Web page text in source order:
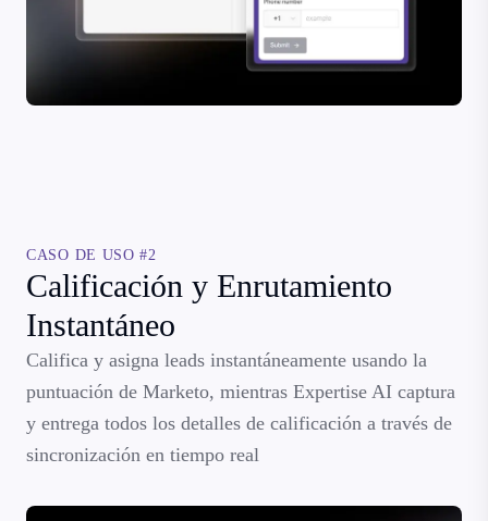
CASO DE USO #2
Calificación y Enrutamiento
Instantáneo
Califica y asigna leads instantáneamente usando la
puntuación de Marketo, mientras Expertise AI captura
y entrega todos los detalles de calificación a través de
sincronización en tiempo real